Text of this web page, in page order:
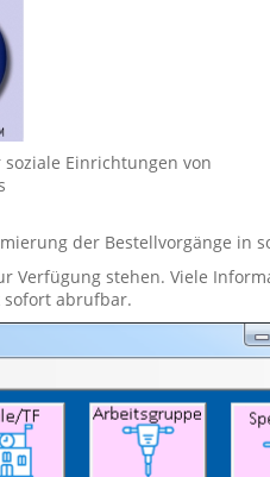
Einrichtungen von
der Bestellvorgänge in
stehen. Viele
abrufbar.